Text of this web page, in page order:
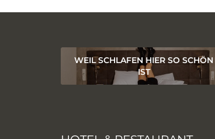
WEIL SCHLAFEN HIER SO SCHÖN
IST